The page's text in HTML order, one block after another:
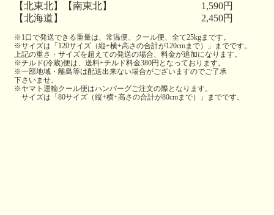
【北東北】【南東北】
1,590円
【北海道】
2,450円
※1口で発送できる重量は、常温便、クール便、全て25kgまです。
※サイズは「120サイズ（縦+横+高さの合計が120cmまで）」までです。
上記の重さ・サイズを超えての発送の場合、料金が追加になります。
※チルド(冷蔵)便は、送料+チルド料金380円となっております。
※一部地域・離島等は配送出来ない場合がございますのでご了承
下さいませ。
※ヤマト運輸クール便はハンバーグご注文の際となります。
サイズは「80サイズ（縦+横+高さの合計が80cmまで）」までです。